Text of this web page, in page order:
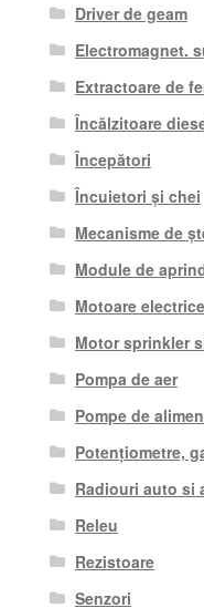
Driver de geam
Electromagnet.
Extractoare de
Încălzitoare
Începători
Încuietori și chei
Mecanisme de
Module de
Motoare electrice
Motor sprinkler
Pompa de aer
Pompe de
Potențiometre,
Radiouri auto si
Releu
Rezistoare
Senzori